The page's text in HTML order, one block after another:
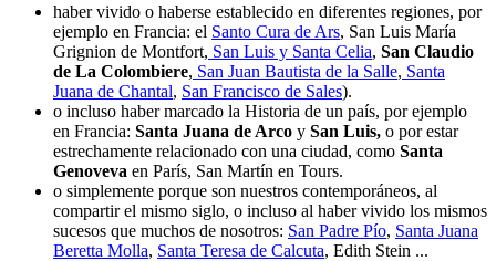
haber vivido o haberse establecido en diferentes regiones, por
ejemplo en Francia: el Santo Cura de Ars, San Luis María
Grignion de Montfort, San Luis y Santa Celia, San Claudio
de La Colombiere, San Juan Bautista de la Salle, Santa
Juana de Chantal, San Francisco de Sales).
o incluso haber marcado la Historia de un país, por ejemplo
en Francia: Santa Juana de Arco y San Luis, o por estar
estrechamente relacionado con una ciudad, como Santa
Genoveva en París, San Martín en Tours.
o simplemente porque son nuestros contemporáneos, al
compartir el mismo siglo, o incluso al haber vivido los mismos
sucesos que muchos de nosotros: San Padre Pío, Santa Juana
Beretta Molla, Santa Teresa de Calcuta, Edith Stein ...